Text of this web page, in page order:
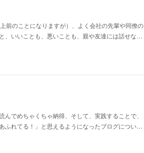
前のことになりますが）、よく会社の先輩や同僚の
、いいことも、悪いことも、親や友達には話せな…
でめちゃくちゃ納得、そして、実践することで、
ふれてる！」と思えるようになったブログについ…